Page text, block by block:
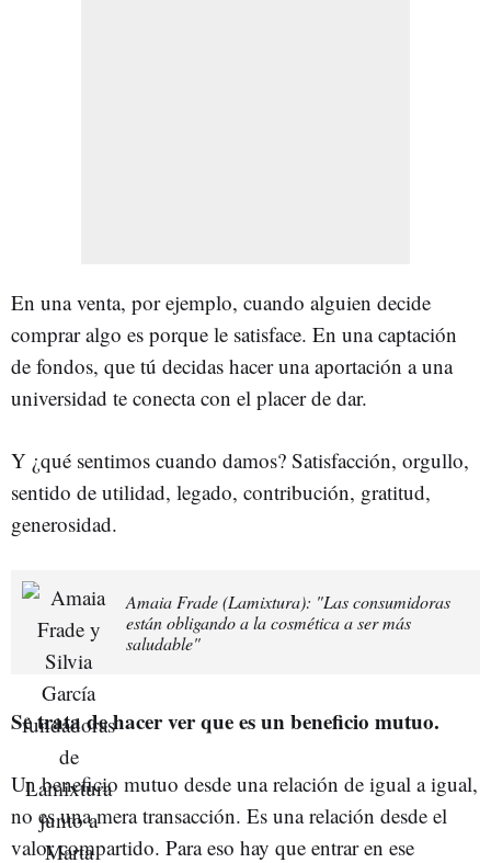
En una venta, por ejemplo, cuando alguien decide
comprar algo es porque le satisface. En una captación
de fondos, que tú decidas hacer una aportación a una
universidad te conecta con el placer de dar.
Y ¿qué sentimos cuando damos? Satisfacción, orgullo,
sentido de utilidad, legado, contribución, gratitud,
generosidad.
Amaia Frade (Lamixtura): "Las consumidoras
están obligando a la cosmética a ser más
saludable"
Se trata de hacer ver que es un beneficio mutuo.
Un beneficio mutuo desde una relación de igual a igual,
no es una mera transacción. Es una relación desde el
valor compartido. Para eso hay que entrar en ese